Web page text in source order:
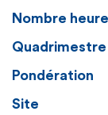
Nombre
Quadrimestre
Pondération
Site